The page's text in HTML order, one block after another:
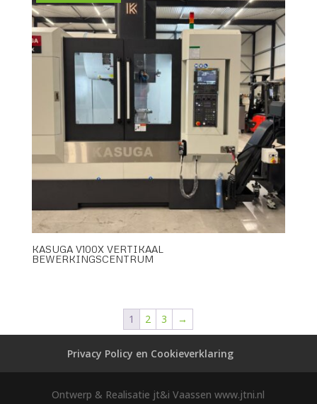
KASUGA V100X VERTIKAAL
BEWERKINGSCENTRUM
1 2 3 →
Privacy Policy en Cookieverklaring
Ontwerp & Realisatie jt&i Vaassen www.jtni.nl